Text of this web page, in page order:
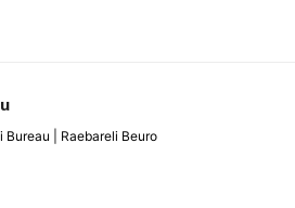
Bureau | Raebareli Beuro